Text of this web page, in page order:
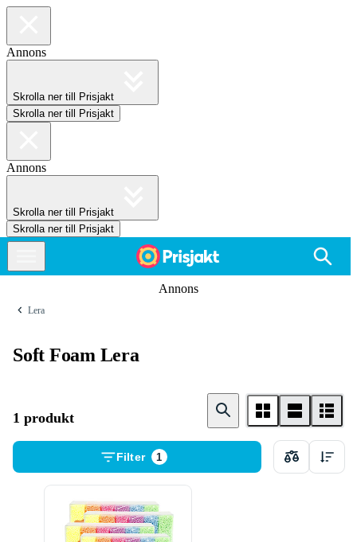
Annons
Skrolla ner till Prisjakt
Skrolla ner till Prisjakt
Annons
Skrolla ner till Prisjakt
Skrolla ner till Prisjakt
Annons
Lera
Soft Foam Lera
1 produkt
Filter 1